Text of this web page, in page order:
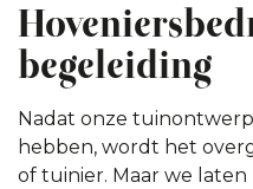
begeleiding
Nadat onze
hebben, wordt het
of tuinier. Maar we